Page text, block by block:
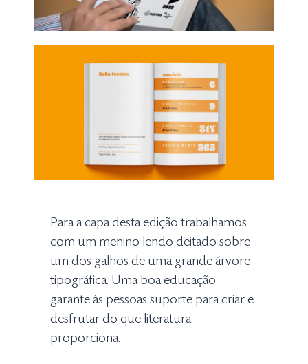
Para a capa desta edição trabalhamos
com um menino lendo deitado sobre
um dos galhos de uma grande árvore
tipográfica. Uma boa educação
garante às pessoas suporte para criar e
desfrutar do que literatura
proporciona.